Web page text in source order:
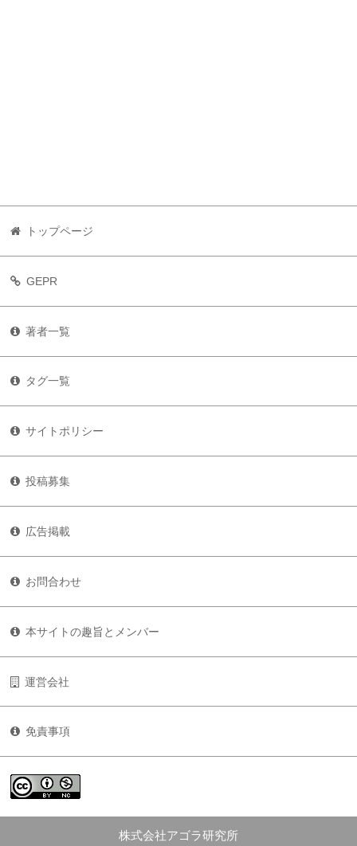
トップページ
GEPR
著者一覧
タグ一覧
サイトポリシー
投稿募集
広告掲載
お問合わせ
本サイトの趣旨とメンバー
運営会社
免責事項
株式会社アゴラ研究所